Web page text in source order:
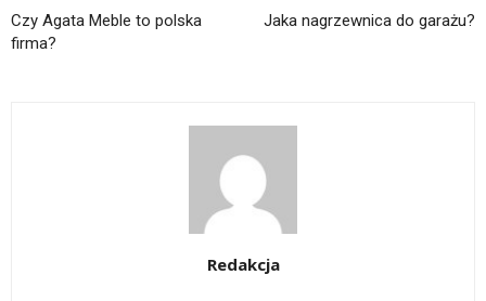
Czy Agata Meble to polska
firma?
Jaka nagrzewnica do garażu?
Redakcja